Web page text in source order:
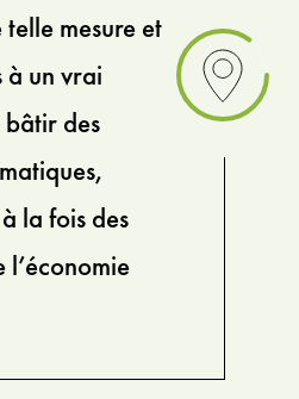
mesure et
à un vrai
des
la fois des
l’économie